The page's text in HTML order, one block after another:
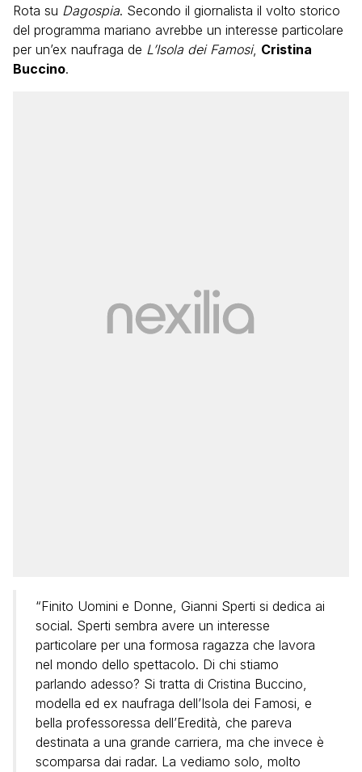
Rota su Dagospia. Secondo il giornalista il volto storico
del programma mariano avrebbe un interesse particolare
per un’ex naufraga de L’Isola dei Famosi, Cristina
Buccino.
“Finito Uomini e Donne, Gianni Sperti si dedica ai
social. Sperti sembra avere un interesse
particolare per una formosa ragazza che lavora
nel mondo dello spettacolo. Di chi stiamo
parlando adesso? Si tratta di Cristina Buccino,
modella ed ex naufraga dell’Isola dei Famosi, e
bella professoressa dell’Eredità, che pareva
destinata a una grande carriera, ma che invece è
scomparsa dai radar. La vediamo solo, molto